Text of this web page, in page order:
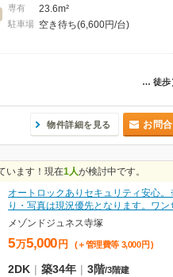
専有 23.6m²
駐車場 空き待ち(6,600円/台)
… 徒歩
物件詳細を見る お問
います！現在1人が検討中です。
オートロックありセキュリティ安心
り・写真は現況優先となります。ワ
メゾンドジュネス寺塚
5万5,000 円 (＋管理費等 3,000 円 )
2DK | 築34年 | 3階/3階建